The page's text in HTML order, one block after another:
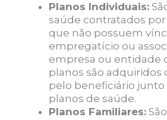
Planos Individuais:
saúde contratados por
que não possuem
empregatício ou
empresa ou entidade
planos são
pelo beneficiário junto
planos de saúde.
Planos Familiares: